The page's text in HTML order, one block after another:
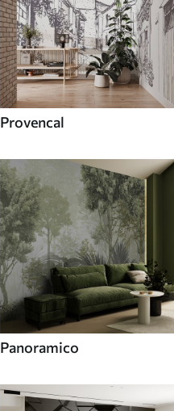
Provencal
Panoramico